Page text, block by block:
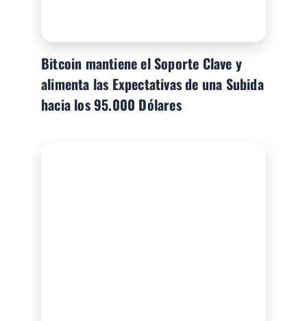
Bitcoin mantiene el Soporte Clave y
alimenta las Expectativas de una Subida
hacia los 95.000 Dólares